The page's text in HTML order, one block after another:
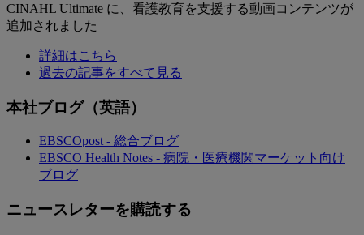
CINAHL Ultimate に、看護教育を支援する動画コンテンツが
追加されました
詳細はこちら
過去の記事をすべて見る
本社ブログ（英語）
EBSCOpost - 総合ブログ
EBSCO Health Notes - 病院・医療機関マーケット向け
ブログ
ニュースレターを購読する